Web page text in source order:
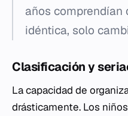
años comprendían
idéntica, solo
Clasificación y
La capacidad de
drásticamente. Los